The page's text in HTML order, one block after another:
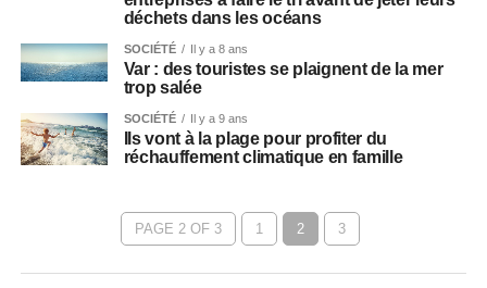
déchets dans les océans
SOCIÉTÉ Il y a 8 ans
Var : des touristes se plaignent de la mer
trop salée
SOCIÉTÉ Il y a 9 ans
Ils vont à la plage pour profiter du
réchauffement climatique en famille
PAGE 2 OF 3 1 2 3